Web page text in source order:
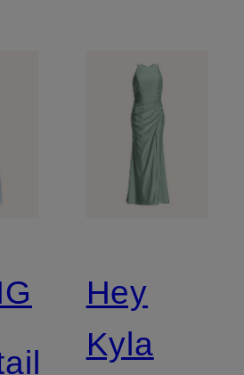
Hey
Kyla